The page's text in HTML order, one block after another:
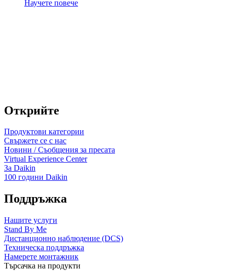
Научете повече
Открийте
Продуктови категории
Свържете се с нас
Новини / Съобщения за пресата
Virtual Experience Center
За Daikin
100 години Daikin
Поддръжка
Нашите услуги
Stand By Me
Дистанционно наблюдение (DCS)
Техническа поддръжка
Намерете монтажник
Търсачка на продукти